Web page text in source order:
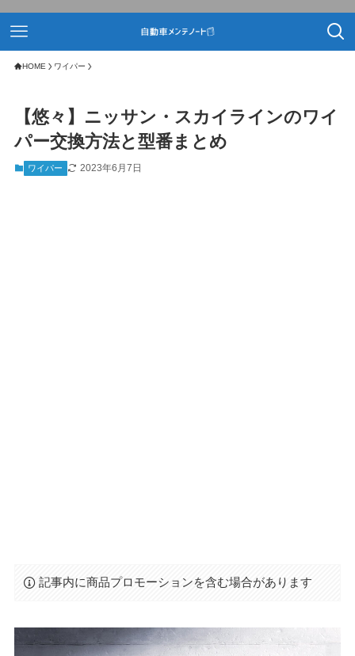
HOME ワイパー
【悠々】ニッサン・スカイラインのワイ
パー交換方法と型番まとめ
ワイパー 2023年6月7日
記事内に商品プロモーションを含む場合があります